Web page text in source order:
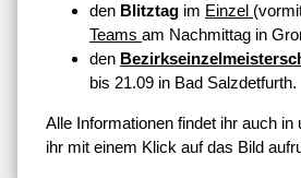
den Blitztag im Einzel
Teams am Nachmittag in
den
bis 21.09 in Bad Salzdetfurth.
Alle Informationen findet ihr auch in
ihr mit einem Klick auf das Bild